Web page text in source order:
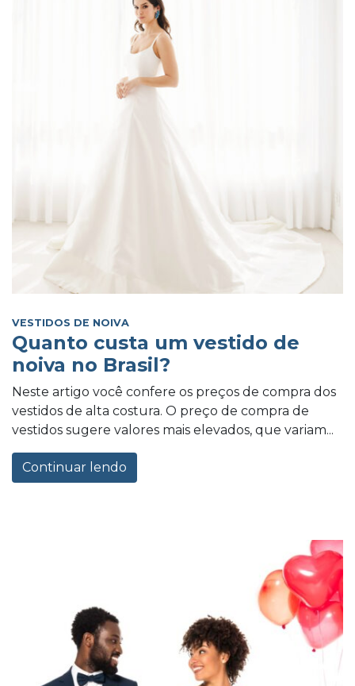
VESTIDOS DE NOIVA
Quanto custa um vestido de
noiva no Brasil?
Neste artigo você confere os preços de compra dos
vestidos de alta costura. O preço de compra de
vestidos sugere valores mais elevados, que variam...
Continuar lendo